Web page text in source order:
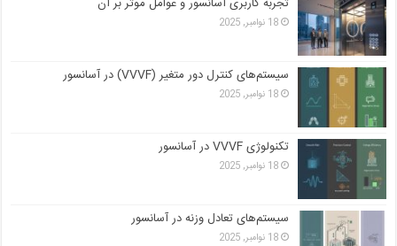
18 نوامبر, 2025
سیستم‌های کنترل دور متغیر (VVVF) در آسانسور
18 نوامبر, 2025
تکنولوژی VVVF در آسانسور
18 نوامبر, 2025
سیستم‌های تعادل وزنه در آسانسور
18 نوامبر, 2025